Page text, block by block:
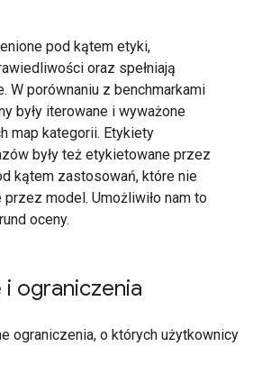
pod kątem etyki,
oraz spełniają
W porównaniu z benchmarkami
były iterowane i wyważone
map kategorii. Etykiety
były też etykietowane przez
kątem zastosowań, które nie
model. Umożliwiło nam to
oceny.
ograniczenia
ograniczenia, o których użytkownicy